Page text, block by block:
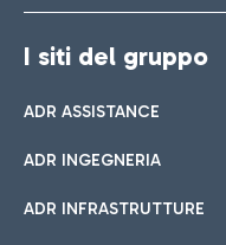
I siti del gruppo
ADR ASSISTANCE
ADR INGEGNERIA
ADR INFRASTRUTTURE